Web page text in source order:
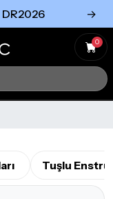
→
0
Tuşlu
Tümünü Gör
Tümünü gör